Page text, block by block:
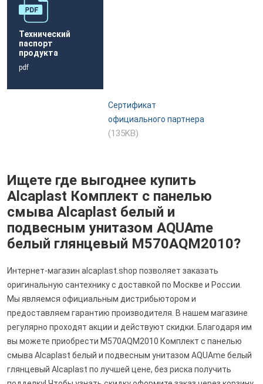
Технический
паспорт
продукта
pdf
Сертификат
официального партнера
(135KB)
Ищете где выгоднее купить
Alcaplast Комплект с панелью
смыва Alcaplast белый и
подвесным унитазом AQUAme
белый глянцевый M570AQM2010?
Интернет-магазин alcaplast.shop позволяет заказать
оригинальную сантехнику с доставкой по Москве и России.
Мы являемся официальным дистрибьютором и
предоставляем гарантию производителя. В нашем магазине
регулярно проходят акции и действуют скидки. Благодаря им
вы можете приобрести M570AQM2010 Комплект с панелью
смыва Alcaplast белый и подвесным унитазом AQUAme белый
глянцевый Alcaplast по лучшей цене, без риска получить